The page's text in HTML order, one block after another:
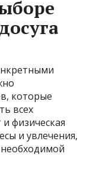
которые
всех
физическая
и увлечения,
необходимой